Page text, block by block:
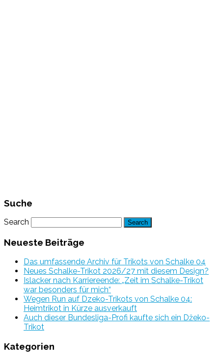
Suche
Search
Neueste Beiträge
Das umfassende Archiv für Trikots von Schalke 04
Neues Schalke-Trikot 2026/27 mit diesem Design?
Islacker nach Karriereende: „Zeit im Schalke-Trikot
war besonders für mich“
Wegen Run auf Dzeko-Trikots von Schalke 04:
Heimtrikot in Kürze ausverkauft
Auch dieser Bundesliga-Profi kaufte sich ein Džeko-
Trikot
Kategorien